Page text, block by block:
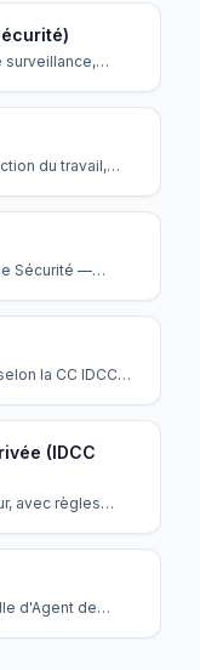
surveillance,
du travail,
Sécurité —
la CC IDCC
(IDCC
avec règles
d'Agent de